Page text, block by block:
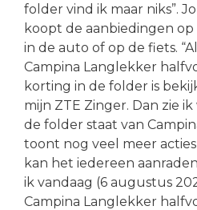
folder vind ik maar niks”.
koopt de aanbiedingen
in de auto of op de fiets.
Campina Langlekker
korting in de folder is
mijn ZTE Zinger. Dan zie
de folder staat van
toont nog veel meer
kan het iedereen
ik vandaag (6 augustus
Campina Langlekker